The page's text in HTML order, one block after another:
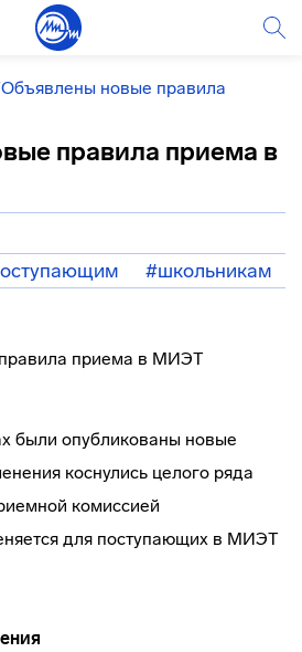
Объявлены новые правила
правила приема в
#школьникам
были опубликованы новые
коснулись целого ряда
комиссией
для поступающих в МИЭТ